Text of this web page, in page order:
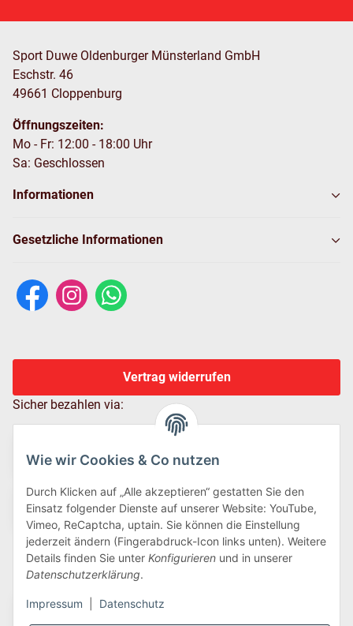
Wie wir Cookies & Co nutzen
Durch Klicken auf „Alle akzeptieren“ gestatten Sie den
Einsatz folgender Dienste auf unserer Website: YouTube,
Vimeo, ReCaptcha, uptain. Sie können die Einstellung
jederzeit ändern (Fingerabdruck-Icon links unten). Weitere
Details finden Sie unter Konfigurieren und in unserer
Datenschutzerklärung.
Impressum Datenschutz
Sport Duwe Oldenburger Münsterland GmbH
Eschstr. 46
49661 Cloppenburg
Öffnungszeiten:
Mo - Fr: 12:00 - 18:00 Uhr
Sa: Geschlossen
Informationen
Gesetzliche Informationen
Vertrag widerrufen
Sicher bezahlen via:
Wir versenden via: